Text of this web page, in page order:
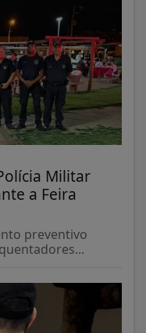
Militar
a Feira
preventivo